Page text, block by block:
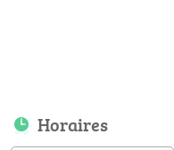
Horaires